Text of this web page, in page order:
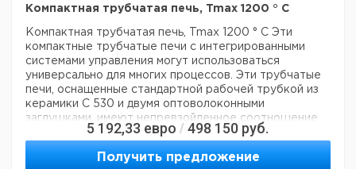
Компактная трубчатая печь, Tmax 1200 ° C
Компактная трубчатая печь, Tmax 1200 ° C Эти
компактные трубчатые печи с интегрированными
системами управления могут использоваться
универсально для многих процессов. Эти трубчатые
печи, оснащенные стандартной рабочей трубкой из
керамики C 530 и двумя оптоволоконными
заглушками, имеют непревзойденное соотношение
цены и качества.? -? Tmax 1200 ° C или 1300 ° C
Однозонный дизайн в стандартной комплектации-
Корпус с двойной оболочкой из листов
5 192,33 евро / 498 150 руб.
Получить предложение